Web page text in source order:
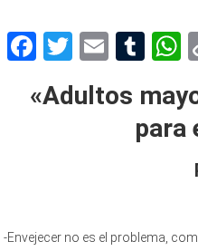
Facebook
Twitter
Email
«Adultos
para
-Envejecer no es el problema,